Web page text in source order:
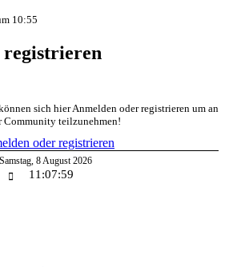
10:55
registrieren
sich hier Anmelden oder registrieren um an
Community teilzunehmen!
oder registrieren
Samstag, 8August 2026
11:08:00